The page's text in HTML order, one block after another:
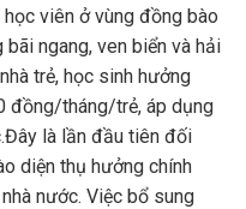
viên ở vùng đồng bào
ngang, ven biển và hải
trẻ, học sinh hưởng
đồng/tháng/trẻ, áp dụng
là lần đầu tiên đối
diện thụ hưởng chính
nước. Việc bổ sung